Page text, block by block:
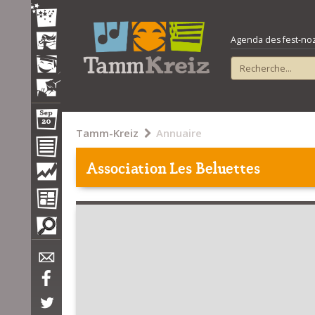
Agenda des fest-
Tamm-Kreiz Annuaire
Association Les Beluettes